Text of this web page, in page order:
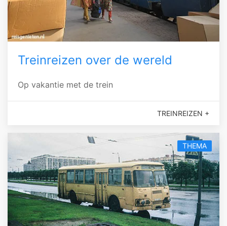
Treinreizen over de wereld
Op vakantie met de trein
TREINREIZEN +
THEMA